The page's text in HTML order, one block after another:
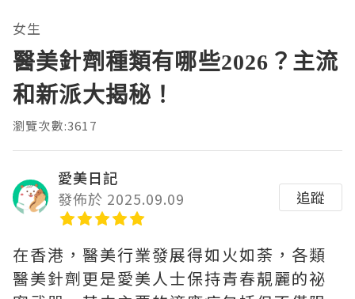
女生
醫美針劑種類有哪些2026？主流
和新派大揭秘！
瀏覽次數:3617
愛美日記
發佈於 2025.09.09
追蹤
在香港，醫美行業發展得如火如荼，各類
醫美針劑更是愛美人士保持青春靚麗的祕